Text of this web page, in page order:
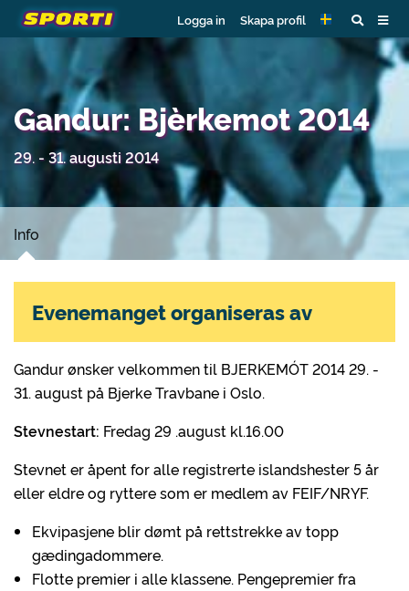
Logga in Skapa profil
Gandur: Bjèrkemot 2014
29. - 31. augusti 2014
Info
Gandur ønsker velkommen til BJERKEMÓT 2014 29. -
31. august på Bjerke Travbane i Oslo.
Stevnestart: Fredag 29 .august kl.16.00
Stevnet er åpent for alle registrerte islandshester 5 år
eller eldre og ryttere som er medlem av FEIF/NRYF.
Ekvipasjene blir dømt på rettstrekke av topp
gædingadommere.
Flotte premier i alle klassene. Pengepremier fra
Evenemanget organiseras av